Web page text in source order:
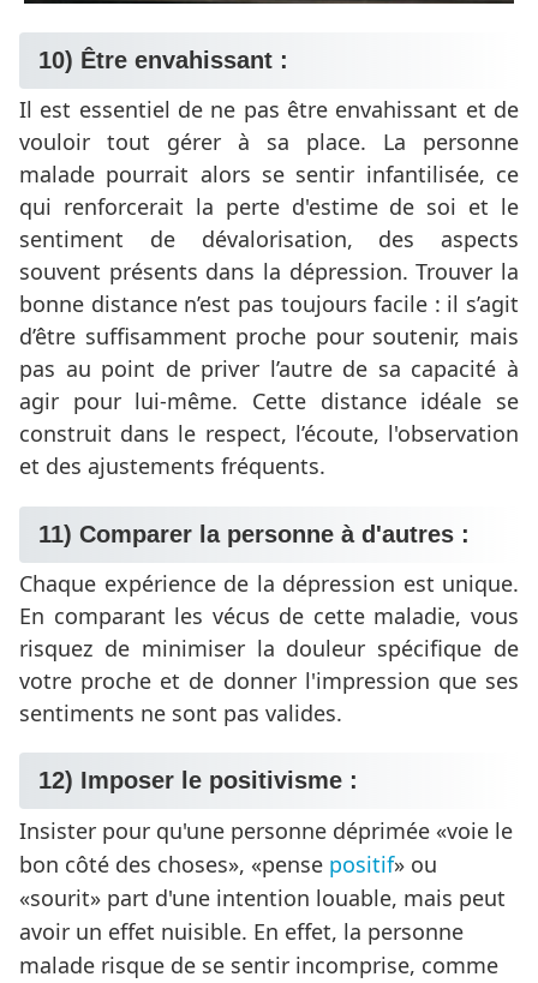
10) Être envahissant :
Il est essentiel de ne pas être envahissant et de
vouloir tout gérer à sa place. La personne
malade pourrait alors se sentir infantilisée, ce
qui renforcerait la perte d'estime de soi et le
sentiment de dévalorisation, des aspects
souvent présents dans la dépression. Trouver la
bonne distance n’est pas toujours facile : il s’agit
d’être suffisamment proche pour soutenir, mais
pas au point de priver l’autre de sa capacité à
agir pour lui-même. Cette distance idéale se
construit dans le respect, l’écoute, l'observation
et des ajustements fréquents.
11) Comparer la personne à d'autres :
Chaque expérience de la dépression est unique.
En comparant les vécus de cette maladie, vous
risquez de minimiser la douleur spécifique de
votre proche et de donner l'impression que ses
sentiments ne sont pas valides.
12) Imposer le positivisme :
Insister pour qu'une personne déprimée voie le
bon côté des choses , pense positif
ou
sourit
part d'une intention louable, mais peut
avoir un effet nuisible. En effet, la personne
malade risque de se sentir incomprise, comme